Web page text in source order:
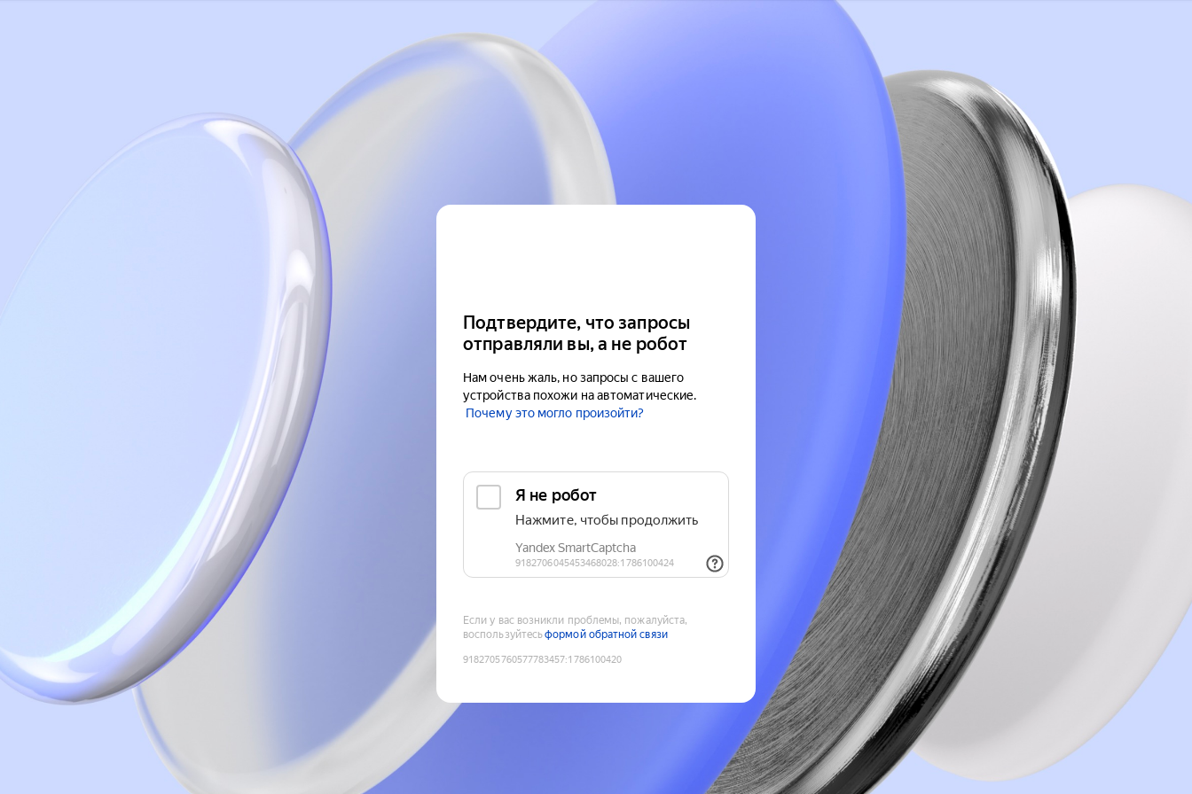
Подтвердите, что запросы
отправляли вы, а не робот
Нам очень жаль, но запросы с вашего
устройства похожи на автоматические.
Почему это могло произойти?
Если у вас возникли проблемы, пожалуйста,
воспользуйтесьформой обратной связи
9182705760577783457:1786100420